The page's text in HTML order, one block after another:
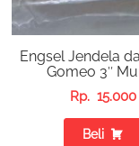
Engsel Jendela
Gomeo 3″
Rp. 15.000
Beli